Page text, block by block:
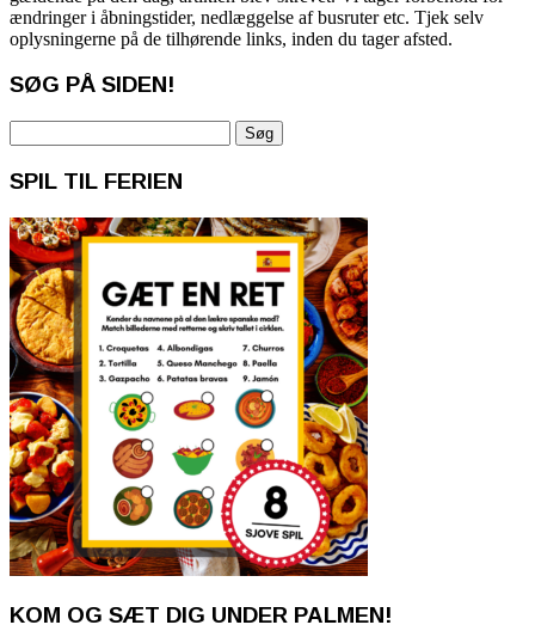
ændringer i åbningstider, nedlæggelse af busruter etc. Tjek selv
oplysningerne på de tilhørende links, inden du tager afsted.
SØG PÅ SIDEN!
efter:
SPIL TIL FERIEN
KOM OG SÆT DIG UNDER PALMEN!